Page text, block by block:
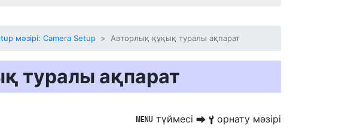
мәзірі: Camera Setup Авторлық құқық туралы ақпарат
туралы ақпарат
G түймесі U B орнату мәзірі